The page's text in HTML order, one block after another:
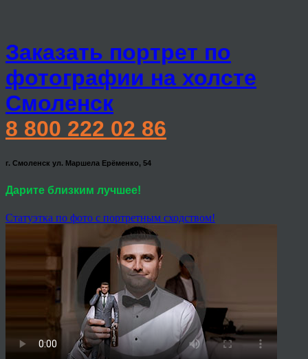
Заказать портрет по
фотографии на холсте
Смоленск
8 800 222 02 86
г. Смоленск ул. Маршела Ерёменко, 54
Дарите близким лучшее!
Статуэтка по фото с портретным сходством!